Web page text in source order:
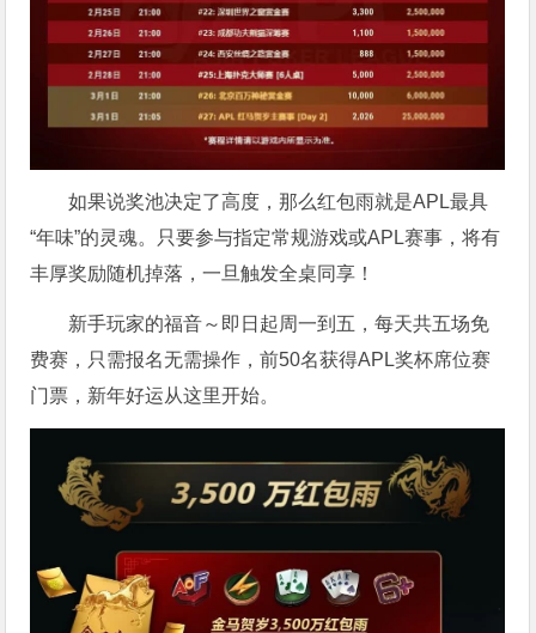
如果说奖池决定了高度，那么红包雨就是APL最具
“年味”的灵魂。只要参与指定常规游戏或APL赛事，将有
丰厚奖励随机掉落，一旦触发全桌同享！
新手玩家的福音～即日起周一到五，每天共五场免
费赛，只需报名无需操作，前50名获得APL奖杯席位赛
门票，新年好运从这里开始。